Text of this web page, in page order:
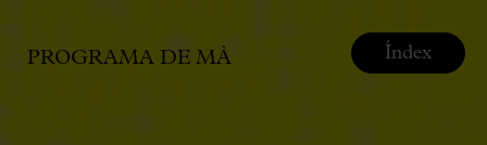
PROGRAMA DE MÀ Índex